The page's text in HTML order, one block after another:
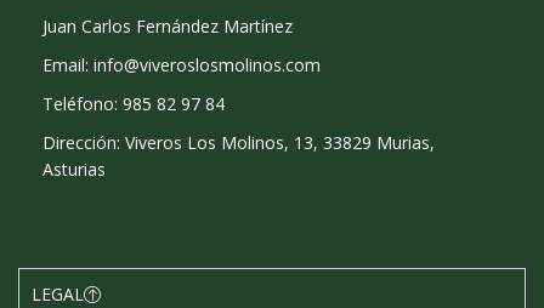
Juan Carlos Fernández Martínez
Email: info@viveroslosmolinos.com
Teléfono: 985 82 97 84
Dirección: Viveros Los Molinos, 13, 33829 Murias,
Asturias
LEGAL